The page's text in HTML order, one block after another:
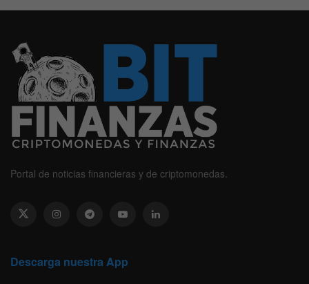
Portal de noticias financieras y de criptomonedas.
Descarga nuestra App